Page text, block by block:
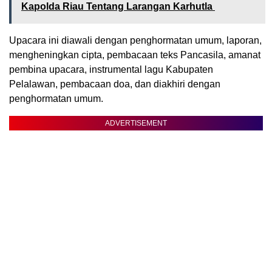
Kapolda Riau Tentang Larangan Karhutla
Upacara ini diawali dengan penghormatan umum, laporan,
mengheningkan cipta, pembacaan teks Pancasila, amanat
pembina upacara, instrumental lagu Kabupaten
Pelalawan, pembacaan doa, dan diakhiri dengan
penghormatan umum.
ADVERTISEMENT